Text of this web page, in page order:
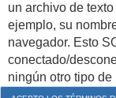
un archivo de
ejemplo, su
navegador. Esto
conectado/
ningún otro tipo